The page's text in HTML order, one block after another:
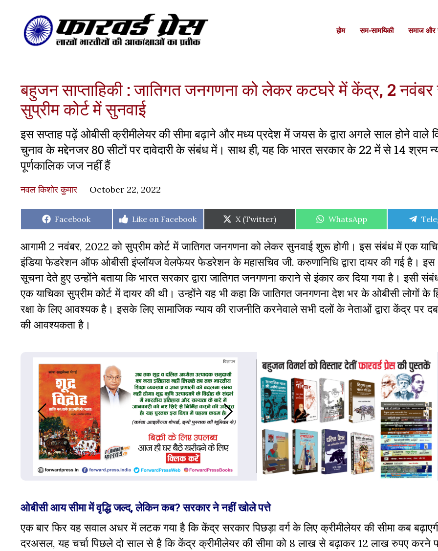
होम सम-सामयिकी समाज और
बहुजन साप्ताहिकी : जातिगत जनगणना को लेकर कटघरे में केंद्र, 2 नवंबर
सुप्रीम कोर्ट में सुनवाई
इस सप्ताह पढ़ें ओबीसी क्रीमीलेयर की सीमा बढ़ाने और मध्य प्रदेश में जयस के द्वारा अगले साल होने वाले
चुनाव के मद्देनजर 80 सीटों पर दावेदारी के संबंध में। साथ ही, यह कि भारत सरकार के 22 में से 14 श्रम
पूर्णकालिक जज नहीं हैं
नवल किशोर कुमार October 22, 2022
Share
Facebook
Share
Like on Facebook
Share
on
X (Twitter)
Share
WhatsApp
आगामी 2 नवंबर, 2022 को सुप्रीम कोर्ट में जातिगत जनगणना को लेकर सुनवाई शुरू होगी। इस संबंध में एक
इंडिया फेडरेशन ऑफ ओबीसी इंप्लॉयज वेलफेयर फेडरेशन के महासचिव जी. करुणानिधि द्वारा दायर की गई है।
सूचना देते हुए उन्होंने बताया कि भारत सरकार द्वारा जातिगत जनगणना कराने से इंकार कर दिया गया है। इसी
एक याचिका सुप्रीम कोर्ट में दायर की थी। उन्होंने यह भी कहा कि जातिगत जनगणना देश भर के ओबीसी लोगों के
रक्षा के लिए आवश्यक है। इसके लिए सामाजिक न्याय की राजनीति करनेवाले सभी दलों के नेताओं द्वारा केंद्र पर
की आवश्यकता है।
ओबीसी आय सीमा में वृद्धि जल्द, लेकिन कब? सरकार ने नहीं खोले पत्ते
एक बार फिर यह सवाल अधर में लटक गया है कि केंद्र सरकार पिछड़ा वर्ग के लिए क्रीमीलेयर की सीमा कब
दरअसल, यह चर्चा पिछले दो साल से है कि केंद्र क्रीमीलेयर की सीमा को 8 लाख से बढ़ाकर 12 लाख रुपए करने